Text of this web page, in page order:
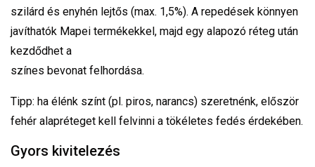
szilárd és enyhén lejtős (max. 1,5%). A repedések könnyen
javíthatók Mapei termékekkel, majd egy alapozó réteg után
kezdődhet a
színes bevonat felhordása.
Tipp: ha élénk színt (pl. piros, narancs) szeretnénk, először
fehér alapréteget kell felvinni a tökéletes fedés érdekében.
Gyors kivitelezés